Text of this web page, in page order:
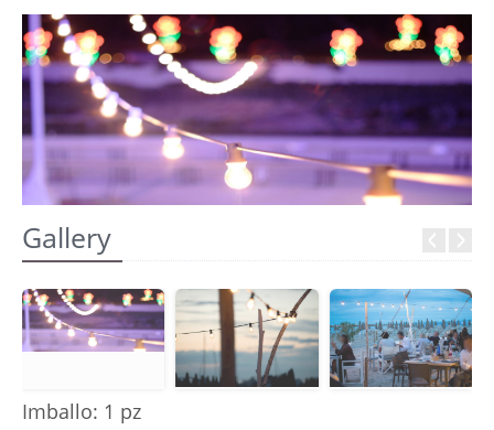
CONTATTI
FAQ s
LOGIN
REGISTRATI
Gallery
Imballo: 1 pz